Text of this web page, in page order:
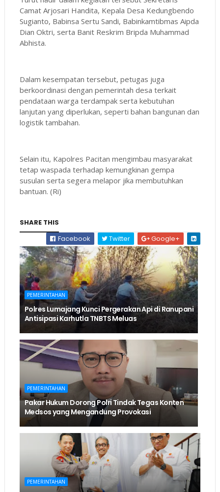
Camat Arjosari Handita, Kepala Desa Kedungbendo
Sugianto, Babinsa Sertu Sandi, Babinkamtibmas Aipda
Dian Oktri, serta Banit Reskrim Bripda Muhammad
Abhista.
Dalam kesempatan tersebut, petugas juga
berkoordinasi dengan pemerintah desa terkait
pendataan warga terdampak serta kebutuhan
lanjutan yang diperlukan, seperti bahan bangunan dan
logistik tambahan.
Selain itu, Kapolres Pacitan mengimbau masyarakat
tetap waspada terhadap kemungkinan gempa
susulan serta segera melapor jika membutuhkan
bantuan. (Ri)
SHARE THIS
Facebook
Twitter Google+
PEMERINTAHAN
Polres Lumajang Kunci Pergerakan Api di Ranupani
Antisipasi Karhutla TNBTS Meluas
PEMERINTAHAN
Pakar Hukum Dorong Polri Tindak Tegas Konten
Medsos yang Mengandung Provokasi
PEMERINTAHAN